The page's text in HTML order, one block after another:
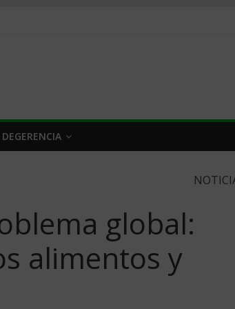
DEGERENCIA
global:
alimentos y